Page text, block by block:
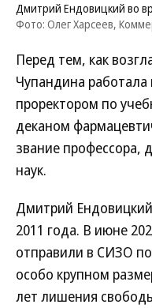
Дмитрий Ендовицкий во
Фото: Олег Харсеев,
Перед тем, как
Чупандина
проректором по
деканом
звание профессора,
наук.
Дмитрий
2011 года. В июне
отправили в СИЗО
особо крупном
лет лишения